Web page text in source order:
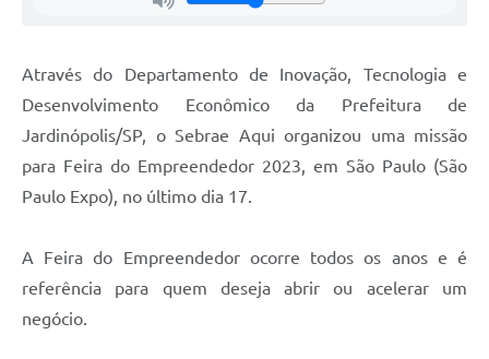
Através do Departamento de Inovação, Tecnologia e
Desenvolvimento Econômico da Prefeitura de
Jardinópolis/SP, o Sebrae Aqui organizou uma missão
para Feira do Empreendedor 2023, em São Paulo (São
Paulo Expo), no último dia 17.
A Feira do Empreendedor ocorre todos os anos e é
referência para quem deseja abrir ou acelerar um
negócio.